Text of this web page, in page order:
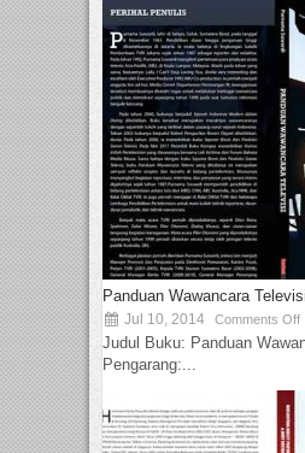
Panduan Wawancara Televisi
Jul 10, 2014 Comments Off
Judul Buku: Panduan
Pengarang:...